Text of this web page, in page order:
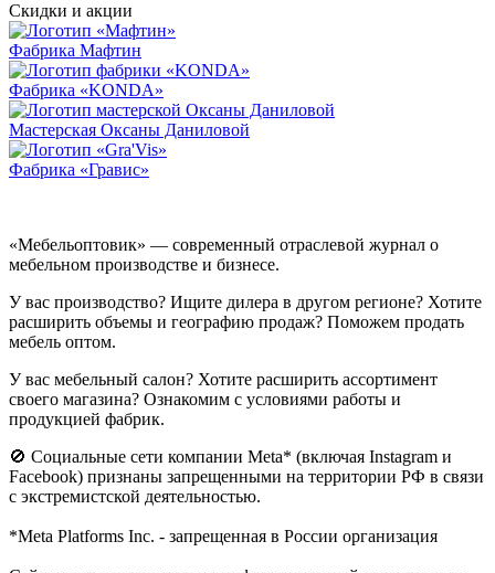
Скидки и акции
Фабрика Мафтин
Фабрика «KONDA»
Мастерская Оксаны Даниловой
Фабрика «Гравис»
«Мебельоптовик» — современный отраслевой журнал о
мебельном производстве и бизнесе.
У вас производство? Ищите дилера в другом регионе? Хотите
расширить объемы и географию продаж? Поможем продать
мебель оптом.
У вас мебельный салон? Хотите расширить ассортимент
своего магазина? Ознакомим с условиями работы и
продукцией фабрик.
🚫 Социальные сети компании Meta* (включая Instagram и
Facebook) признаны запрещенными на территории РФ в связи
с экстремистской деятельностью.
*Meta Platforms Inc. - запрещенная в России организация